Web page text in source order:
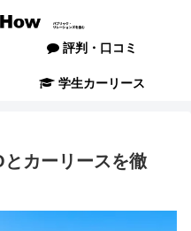
評判・口コミ
学生カーリース
とカーリースを徹